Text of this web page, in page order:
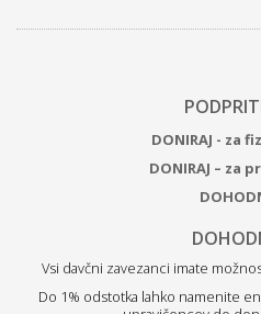
DONIRAJ - za
DONIRAJ – za
Vsi davčni zavezanci imate
Do 1% odstotka lahko namenite